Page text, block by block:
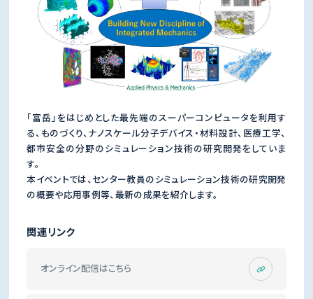
「富岳」をはじめとした最先端のスーパーコンピュータを利用す
る、ものづくり、ナノスケール分子デバイス・材料設計、医療工学、
都市安全の分野のシミュレーション技術の研究開発をしていま
す。
本イベントでは、センター教員のシミュレーション技術の研究開発
の概要や応用事例等、最新の成果を紹介します。
関連リンク
オンライン配信はこちら